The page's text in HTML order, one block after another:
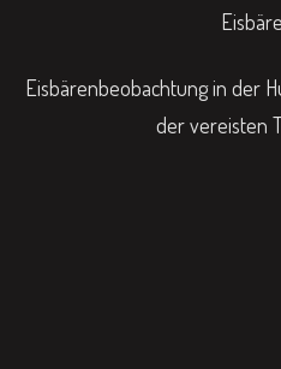
Eisbärenbeobachtung in der
der vereisten